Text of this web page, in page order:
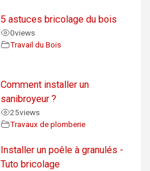
5 astuces bricolage du bois
0views
Travail du Bois
Comment installer un
sanibroyeur ?
25views
Travaux de plomberie
Installer un poêle à granulés -
Tuto bricolage